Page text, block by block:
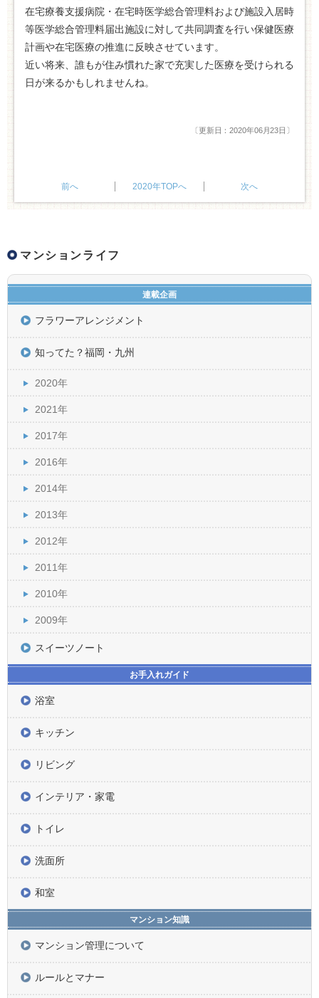
在宅療養支援病院・在宅時医学総合管理料および施設入居時
等医学総合管理料届出施設に対して共同調査を行い保健医療
計画や在宅医療の推進に反映させています。
近い将来、誰もが住み慣れた家で充実した医療を受けられる
日が来るかもしれませんね。
〔更新日：2020年06月23日〕
2020年TOPへ
マンションライフ
連載企画
フラワーアレンジメント
知ってた？福岡・九州
2020年
2021年
2017年
2016年
2014年
2013年
2012年
2011年
2010年
2009年
スイーツノート
お手入れガイド
浴室
キッチン
リビング
インテリア・家電
トイレ
洗面所
和室
マンション知識
マンション管理について
ルールとマナー